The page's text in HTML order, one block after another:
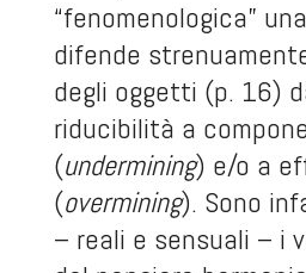
“fenomenologica”
difende
degli oggetti (p. 16)
riducibilità a
(undermining) e/o a
(overmining). Sono
– reali e sensuali – i